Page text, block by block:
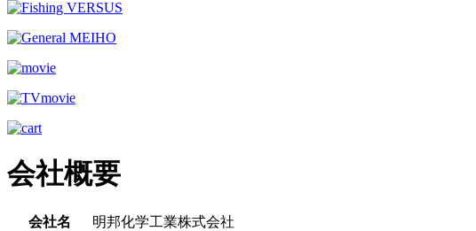
会社概要
会社名 明邦化学工業株式会社